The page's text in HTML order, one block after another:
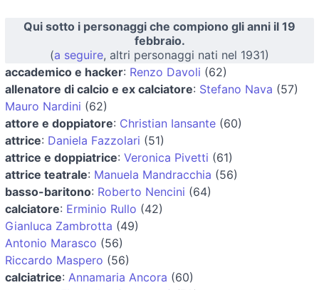
Qui sotto i personaggi che compiono gli anni il 19
febbraio.
(a seguire, altri personaggi nati nel 1931)
accademico e hacker: Renzo Davoli (62)
allenatore di calcio e ex calciatore: Stefano Nava (57)
Mauro Nardini (62)
attore e doppiatore: Christian Iansante (60)
attrice: Daniela Fazzolari (51)
attrice e doppiatrice: Veronica Pivetti (61)
attrice teatrale: Manuela Mandracchia (56)
basso-baritono: Roberto Nencini (64)
calciatore: Erminio Rullo (42)
Gianluca Zambrotta (49)
Antonio Marasco (56)
Riccardo Maspero (56)
calciatrice: Annamaria Ancora (60)